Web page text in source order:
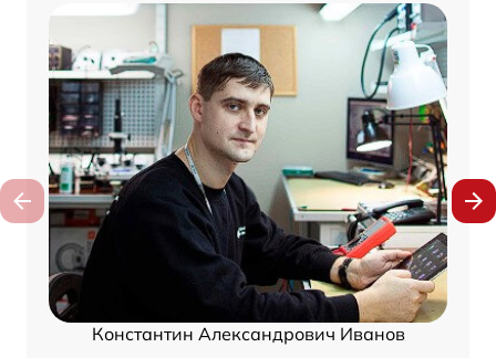
Константин Александрович Иванов